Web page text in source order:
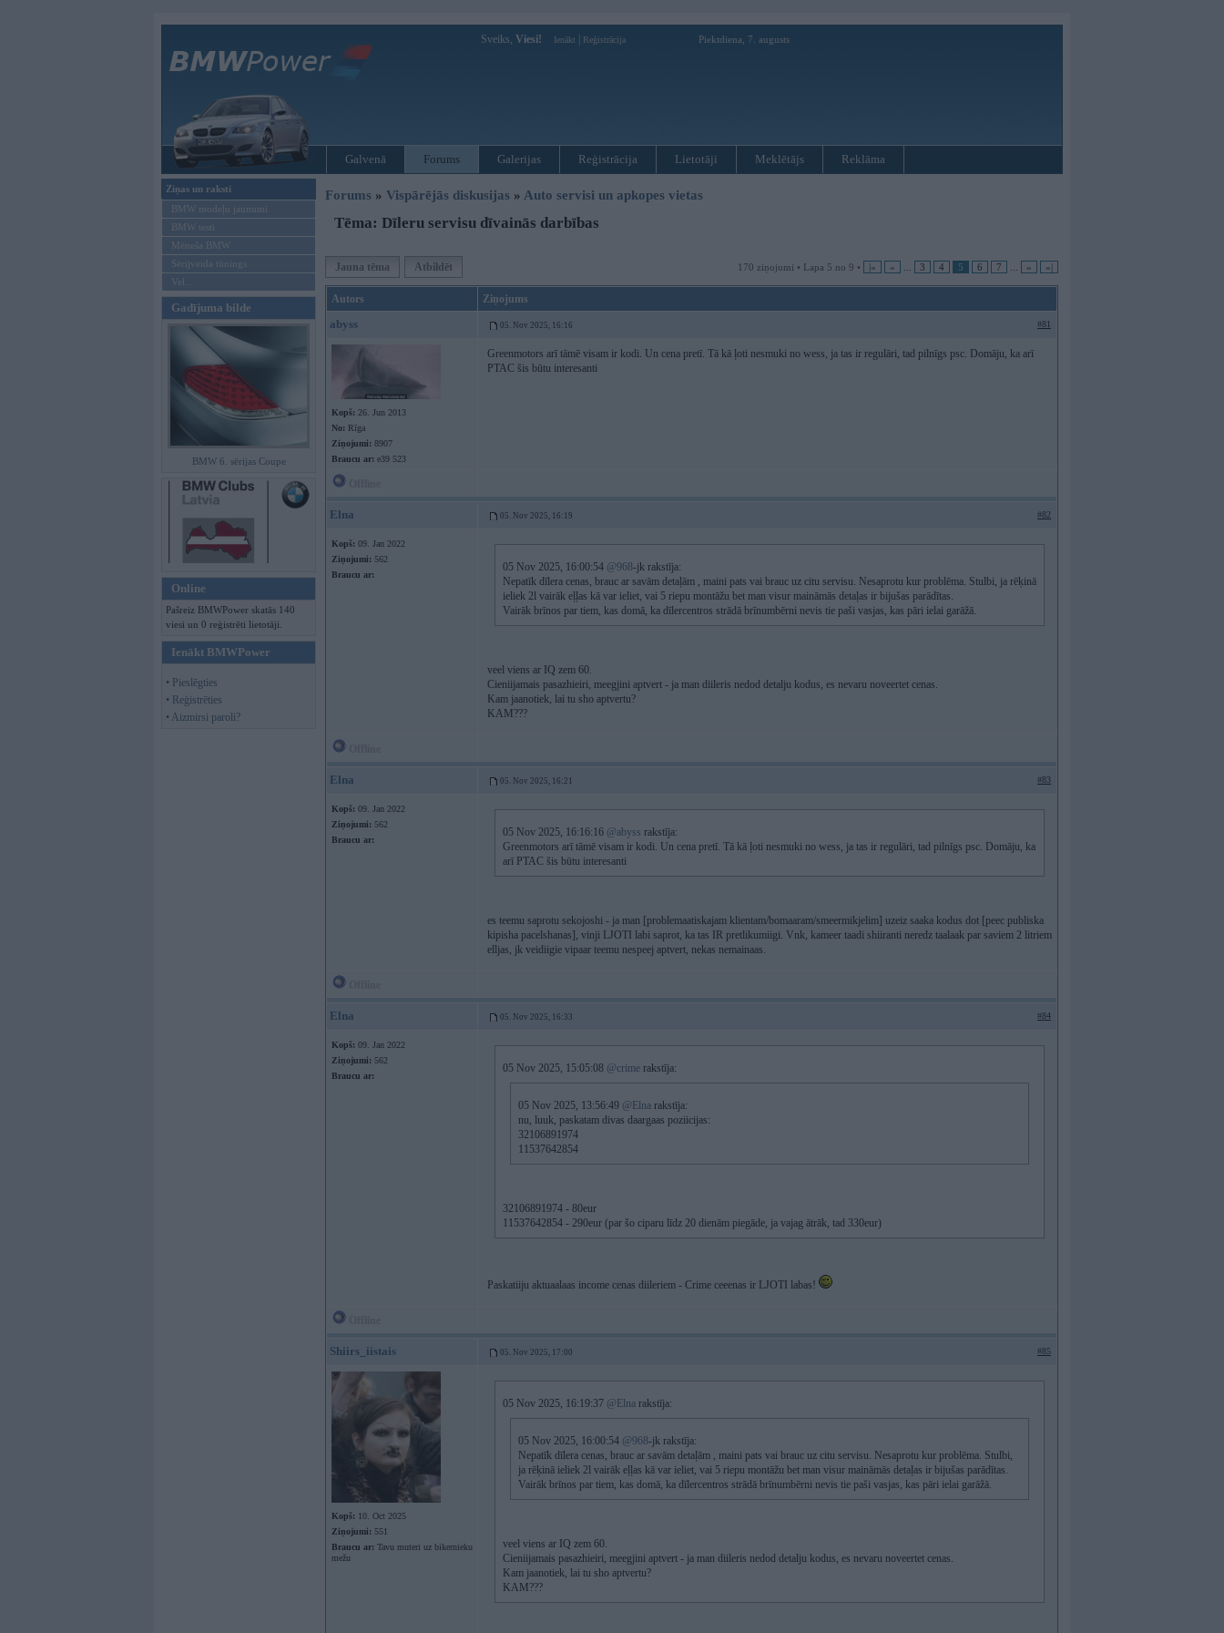
Sveiks, Viesi! Ienākt Reģistrācija Piektdiena, 7. augusts
Galvenā Forums Galerijas Reģistrācija Lietotāji Meklētājs Reklāma
Ziņas un raksti
BMW modeļu jaunumi
BMW testi
Mēneša BMW
Sērijveida tūnings
Vel...
Gadījuma bilde
BMW 6. sērijas Coupe
Online
Pašreiz BMWPower skatās 140
viesi un 0 reģistrēti lietotāji.
Ienākt BMWPower
• Pieslēgties
• Reģistrēties
• Aizmirsi paroli?
Forums » Vispārējās diskusijas » Auto servisi un apkopes vietas
Tēma: Dīleru servisu dīvainās darbības
Jauna tēma Atbildēt 170 ziņojumi • Lapa 5 no 9 • |« « 3 4 5 6 7 » »|
Autors Ziņojums
abyss 05. Nov 2025, 16:16 #81
Kopš: 26. Jun 2013
No: Rīga
Ziņojumi: 8907
Braucu ar: e39 523
Greenmotors arī tāmē visam ir kodi. Un cena pretī. Tā kā ļoti nesmuki no wess, ja tas ir regulāri, tad pilnīgs psc. Domāju, ka arī
PTAC šis būtu interesanti
Elna 05. Nov 2025, 16:19 #82
Kopš: 09. Jan 2022
Ziņojumi: 562
Braucu ar:
05 Nov 2025, 16:00:54 @968-jk rakstīja:
Nepatīk dīlera cenas, brauc ar savām detaļām , maini pats vai brauc uz citu servisu. Nesaprotu kur problēma. Stulbi, ja rēķinā
ieliek 2l vairāk eļļas kā var ieliet, vai 5 riepu montāžu bet man visur maināmās detaļas ir bijušas parādītas.
Vairāk brīnos par tiem, kas domā, ka dīlercentros strādā brīnumbērni nevis tie paši vasjas, kas pāri ielai garāžā.
veel viens ar IQ zem 60.
Cieniijamais pasazhieiri, meegjini aptvert - ja man diileris nedod detalju kodus, es nevaru noveertet cenas.
Kam jaanotiek, lai tu sho aptvertu?
KAM???
Elna 05. Nov 2025, 16:21 #83
Kopš: 09. Jan 2022
Ziņojumi: 562
Braucu ar:
05 Nov 2025, 16:16:16 @abyss rakstīja:
Greenmotors arī tāmē visam ir kodi. Un cena pretī. Tā kā ļoti nesmuki no wess, ja tas ir regulāri, tad pilnīgs psc. Domāju, ka
arī PTAC šis būtu interesanti
es teemu saprotu sekojoshi - ja man [problemaatiskajam klientam/bomaaram/smeermikjelim] uzeiz saaka kodus dot [peec publiska
kipisha pacelshanas], vinji LJOTI labi saprot, ka tas IR pretlikumiigi. Vnk, kameer taadi shiiranti neredz taalaak par saviem 2 litriem
elljas, jk veidiigie vipaar teemu nespeej aptvert, nekas nemainaas.
Elna 05. Nov 2025, 16:33 #84
Kopš: 09. Jan 2022
Ziņojumi: 562
Braucu ar:
05 Nov 2025, 15:05:08 @crime rakstīja:
05 Nov 2025, 13:56:49 @Elna rakstīja:
nu, luuk, paskatam divas daargaas poziicijas:
32106891974
11537642854
32106891974 - 80eur
11537642854 - 290eur (par šo ciparu līdz 20 dienām piegāde, ja vajag ātrāk, tad 330eur)
Paskatiiju aktuaalaas income cenas diileriem - Crime ceeenas ir LJOTI labas!
Shiirs_iistais 05. Nov 2025, 17:00 #85
Kopš: 10. Oct 2025
Ziņojumi: 551
Braucu ar: Tavu muteri uz bikernieku
mežu
05 Nov 2025, 16:19:37 @Elna rakstīja:
05 Nov 2025, 16:00:54 @968-jk rakstīja:
Nepatīk dīlera cenas, brauc ar savām detaļām , maini pats vai brauc uz citu servisu. Nesaprotu kur problēma. Stulbi,
ja rēķinā ieliek 2l vairāk eļļas kā var ieliet, vai 5 riepu montāžu bet man visur maināmās detaļas ir bijušas parādītas.
Vairāk brīnos par tiem, kas domā, ka dīlercentros strādā brīnumbērni nevis tie paši vasjas, kas pāri ielai garāžā.
veel viens ar IQ zem 60.
Cieniijamais pasazhieiri, meegjini aptvert - ja man diileris nedod detalju kodus, es nevaru noveertet cenas.
Kam jaanotiek, lai tu sho aptvertu?
KAM???